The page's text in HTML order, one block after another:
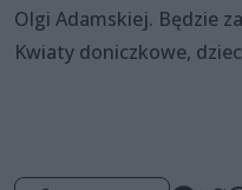
Olgi Adamskiej. Będzie
Kwiaty doniczkowe,